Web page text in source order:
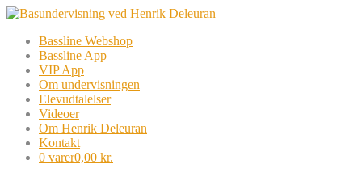
Bassline Webshop
Bassline App
VIP App
Om undervisningen
Elevudtalelser
Videoer
Om Henrik Deleuran
Kontakt
0 varer0,00 kr.